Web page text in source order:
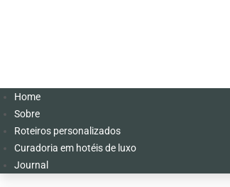
Home
Sobre
Roteiros personalizados
Curadoria em hotéis de luxo
Journal